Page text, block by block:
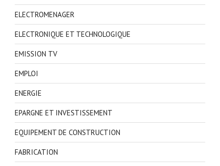
ELECTROMENAGER
ELECTRONIQUE ET TECHNOLOGIQUE
EMISSION TV
EMPLOI
ENERGIE
EPARGNE ET INVESTISSEMENT
EQUIPEMENT DE CONSTRUCTION
FABRICATION